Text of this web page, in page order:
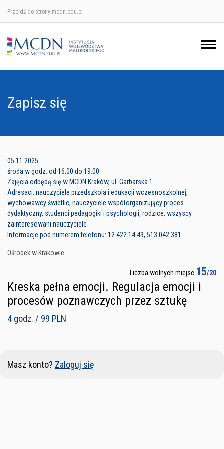
Przejdź do strony mcdn.edu.pl
Zapisz się
05.11.2025
środa w godz. od 16.00 do 19.00
Zajęcia odbędą się w MCDN Kraków, ul. Garbarska 1
Adresaci: nauczyciele przedszkola i edukacji wczesnoszkolnej,
wychowawcy świetlic, nauczyciele współorganizujący proces
dydaktyczny, studenci pedagogiki i psychologii, rodzice, wszyscy
zainteresowani nauczyciele
Informacje pod numerem telefonu: 12 422 14 49, 513 042 381.
Ośrodek w Krakowie
Liczba wolnych miejsc 15/20
Kreska pełna emocji. Regulacja emocji i
procesów poznawczych przez sztukę
4 godz. / 99 PLN
Masz konto? Zaloguj się
Ośrodek w Krakowie
Ośrodek w Nowym Sączu
Ośrodek w Tarnowie